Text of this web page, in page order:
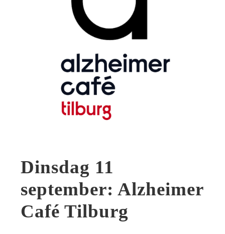
Dinsdag 11
september: Alzheimer
Café Tilburg